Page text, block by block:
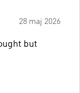
28 maj 2026
but